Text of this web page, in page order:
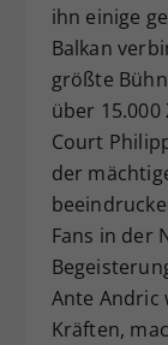
ihn einige
Balkan
größte
über
Court
der
Fans in der
Ante Andric
Kräften,